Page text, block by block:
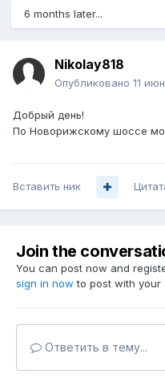
6 months later...
Nikolay818
Опубликовано 11
Добрый день!
По Новорижскому шоссе
Вставить ник
Join the
You can post now and
sign in now to post with your
Ответить в тему...